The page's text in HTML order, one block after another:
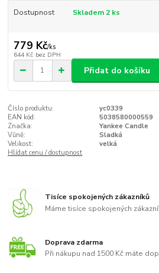
Dostupnost Skladem 2 ks
779 Kč/ks
644 Kč bez DPH
Přidat do košíku
Číslo produktu:
yc0339
EAN kód:
5038580000559
Značka:
Yankee Candle
Vůně:
Sladká
Velikost:
velká
Hlídat cenu / dostupnost
Tisíce spokojených zákazníků
Máme tisíce spokojených
Doprava zdarma
Při nákupu nad 1500 Kč máte